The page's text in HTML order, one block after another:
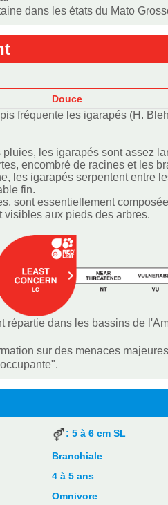
dans les états du Mato
Douce
fréquente les igarapés (H.
les igarapés sont assez
encombré de racines et les
les igarapés serpentent entre
fin.
sont essentiellement
aux pieds des arbres.
répartie dans les bassins de
sur des menaces
: 5 à 6 cm SL
Branchiale
4 à 5 ans
Omnivore